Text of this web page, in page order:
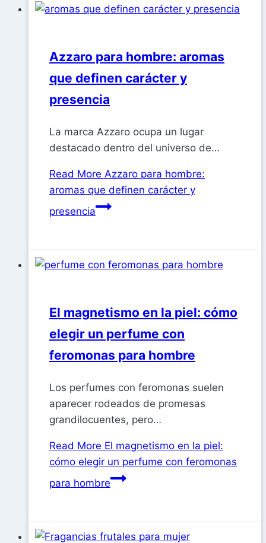
Azzaro para hombre: aromas
que definen carácter y
presencia
La marca Azzaro ocupa un lugar
destacado dentro del universo de…
Read More Azzaro para hombre:
aromas que definen carácter y
presencia
El magnetismo en la piel: cómo
elegir un perfume con
feromonas para hombre
Los perfumes con feromonas suelen
aparecer rodeados de promesas
grandilocuentes, pero…
Read More El magnetismo en la piel:
cómo elegir un perfume con feromonas
para hombre